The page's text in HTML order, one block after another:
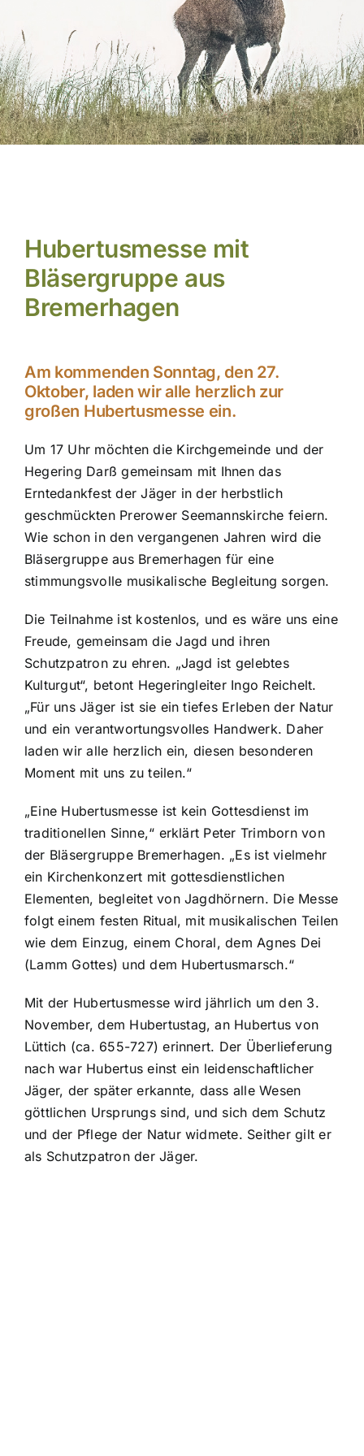
Hubertusmesse mit
Bläsergruppe aus
Bremerhagen
Am kommenden Sonntag, den 27.
Oktober, laden wir alle herzlich zur
großen Hubertusmesse ein.
Um 17 Uhr möchten die Kirchgemeinde und der
Hegering Darß gemeinsam mit Ihnen das
Erntedankfest der Jäger in der herbstlich
geschmückten Prerower Seemannskirche feiern.
Wie schon in den vergangenen Jahren wird die
Bläsergruppe aus Bremerhagen für eine
stimmungsvolle musikalische Begleitung sorgen.
Die Teilnahme ist kostenlos, und es wäre uns eine
Freude, gemeinsam die Jagd und ihren
Schutzpatron zu ehren. „Jagd ist gelebtes
Kulturgut“, betont Hegeringleiter Ingo Reichelt.
„Für uns Jäger ist sie ein tiefes Erleben der Natur
und ein verantwortungsvolles Handwerk. Daher
laden wir alle herzlich ein, diesen besonderen
Moment mit uns zu teilen.“
„Eine Hubertusmesse ist kein Gottesdienst im
traditionellen Sinne,“ erklärt Peter Trimborn von
der Bläsergruppe Bremerhagen. „Es ist vielmehr
ein Kirchenkonzert mit gottesdienstlichen
Elementen, begleitet von Jagdhörnern. Die Messe
folgt einem festen Ritual, mit musikalischen Teilen
wie dem Einzug, einem Choral, dem Agnes Dei
(Lamm Gottes) und dem Hubertusmarsch.“
Mit der Hubertusmesse wird jährlich um den 3.
November, dem Hubertustag, an Hubertus von
Lüttich (ca. 655-727) erinnert. Der Überlieferung
nach war Hubertus einst ein leidenschaftlicher
Jäger, der später erkannte, dass alle Wesen
göttlichen Ursprungs sind, und sich dem Schutz
und der Pflege der Natur widmete. Seither gilt er
als Schutzpatron der Jäger.